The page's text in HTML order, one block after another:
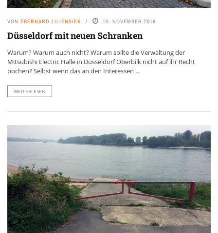
VON EBERHARD LILIENSIEK 10. NOVEMBER 2019
Düsseldorf mit neuen Schranken
Warum? Warum auch nicht? Warum sollte die Verwaltung der
Mitsubishi Electric Halle in Düsseldorf Oberbilk nicht auf ihr Recht
pochen? Selbst wenn das an den Interessen ...
WEITERLESEN